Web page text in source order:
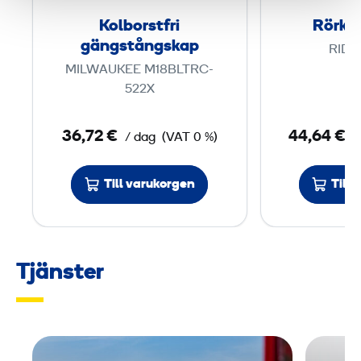
t
r
n
g
Kolborstfri
gängstångskap
MILWAUKEE M18BLTRC-
522X
36,72 € / dag (VAT 0 %)
Till varukorgen
44,64 €
Till
Tjänster